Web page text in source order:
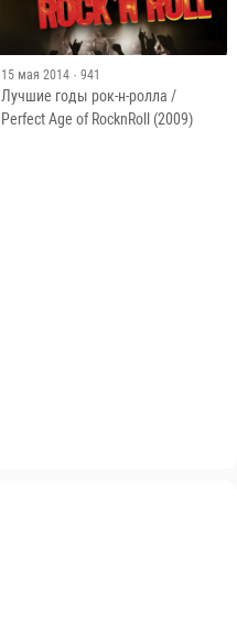
15 мая 2014 · 941
Лучшие годы рок-н-ролла /
Perfect Age of RocknRoll (2009)